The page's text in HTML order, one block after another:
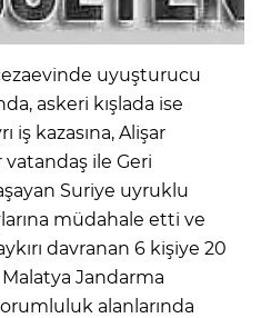
uyuşturucu
askeri kışlada ise
iş kazasına, Alişar
vatandaş ile Geri
Suriye uyruklu
müdahale etti ve
davranan 6 kişiye 20
Malatya Jandarma
alanlarında